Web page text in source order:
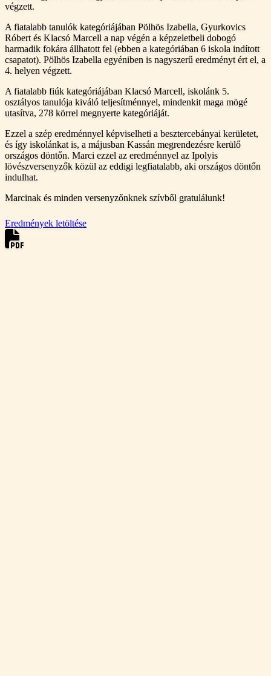
végzett.
A fiatalabb tanulók kategóriájában Pölhös Izabella, Gyurkovics
Róbert és Klacsó Marcell a nap végén a képzeletbeli dobogó
harmadik fokára állhatott fel (ebben a kategóriában 6 iskola indított
csapatot). Pölhös Izabella egyéniben is nagyszerű eredményt ért el, a
4. helyen végzett.
A fiatalabb fiúk kategóriájában Klacsó Marcell, iskolánk 5.
osztályos tanulója kiváló teljesítménnyel, mindenkit maga mögé
utasítva, 278 körrel megnyerte kategóriáját.
Ezzel a szép eredménnyel képviselheti a besztercebányai kerületet,
és így iskolánkat is, a májusban Kassán megrendezésre kerülő
országos döntőn. Marci ezzel az eredménnyel az Ipolyis
lövészversenyzők közül az eddigi legfiatalabb, aki országos döntőn
indulhat.
Marcinak és minden versenyzőnknek szívből gratulálunk!
Eredmények letöltése